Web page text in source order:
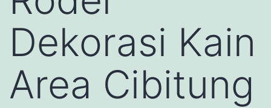
Dekorasi Kain
Area Cibitung